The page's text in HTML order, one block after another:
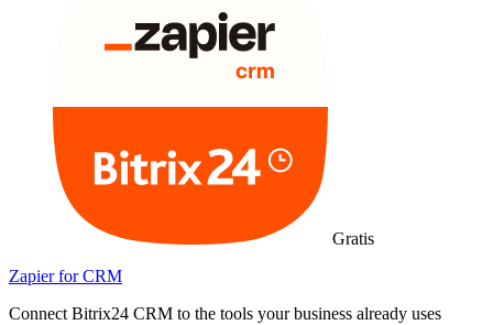
Gratis
Zapier for CRM
Connect Bitrix24 CRM to the tools your business already uses